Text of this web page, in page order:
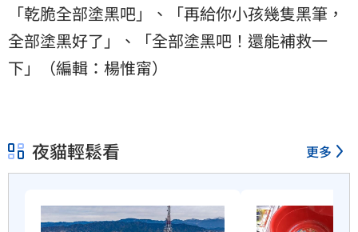
「乾脆全部塗黑吧」、「再給你小孩幾隻黑筆，
全部塗黑好了」、「全部塗黑吧！還能補救一
下」（編輯：楊惟甯）
夜貓輕鬆看 更多